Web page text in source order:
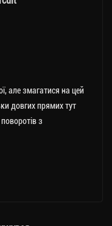
але змагатися на цей
довгих прямих тут
з